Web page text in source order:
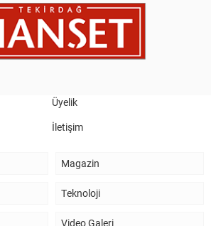
Üyelik
İletişim
Magazin
Teknoloji
Video Galeri